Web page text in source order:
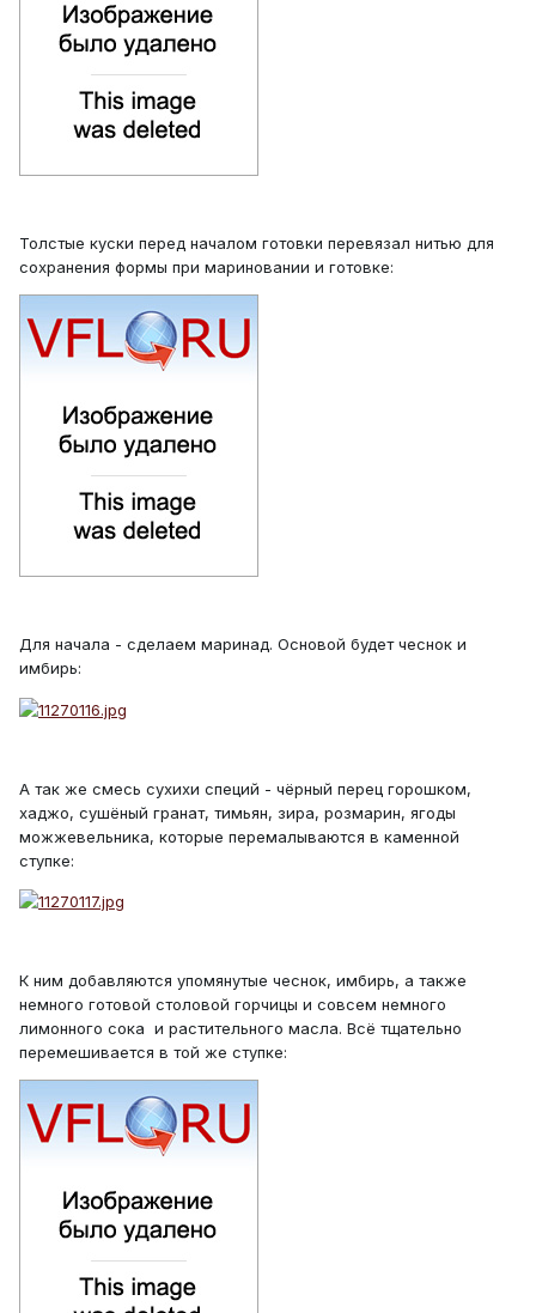
Толстые куски перед началом готовки перевязал нитью для
сохранения формы при мариновании и готовке:
Для начала - сделаем маринад. Основой будет чеснок и
имбирь:
А так же смесь сухихи специй - чёрный перец горошком,
хаджо, сушёный гранат, тимьян, зира, розмарин, ягоды
можжевельника, которые перемалываются в каменной
ступке:
К ним добавляются упомянутые чеснок, имбирь, а также
немного готовой столовой горчицы и совсем немного
лимонного сока и растительного масла. Всё тщательно
перемешивается в той же ступке: